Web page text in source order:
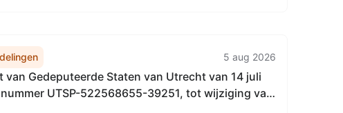
5 aug 2026
van Gedeputeerde Staten van Utrecht van 14 juli
UTSP-522568655-39251, tot wijziging van